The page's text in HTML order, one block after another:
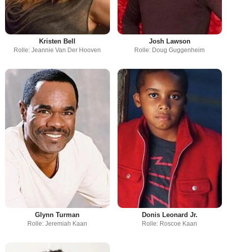
Kristen Bell
Rolle: Jeannie Van Der Hooven
Josh Lawson
Rolle: Doug Guggenheim
Glynn Turman
Rolle: Jeremiah Kaan
Donis Leonard Jr.
Rolle: Roscoe Kaan